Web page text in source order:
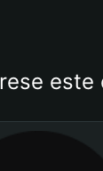
este